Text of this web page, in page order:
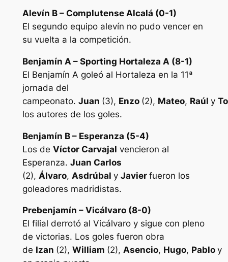
Alevín B – Complutense Alcalá (0-1)
El segundo equipo alevín no pudo vencer en
su vuelta a la competición.
Benjamín A – Sporting Hortaleza A (8-1)
El Benjamín A goleó al Hortaleza en la 11ª
jornada del
campeonato. Juan (3), Enzo (2), Mateo, Raúl y
los autores de los goles.
Benjamín B – Esperanza (5-4)
Los de Víctor Carvajal vencieron al
Esperanza. Juan Carlos
(2), Álvaro, Asdrúbal y Javier fueron los
goleadores madridistas.
Prebenjamín – Vicálvaro (8-0)
El filial derrotó al Vicálvaro y sigue con pleno
de victorias. Los goles fueron obra
de Izan (2), William (2), Asencio, Hugo, Pablo y